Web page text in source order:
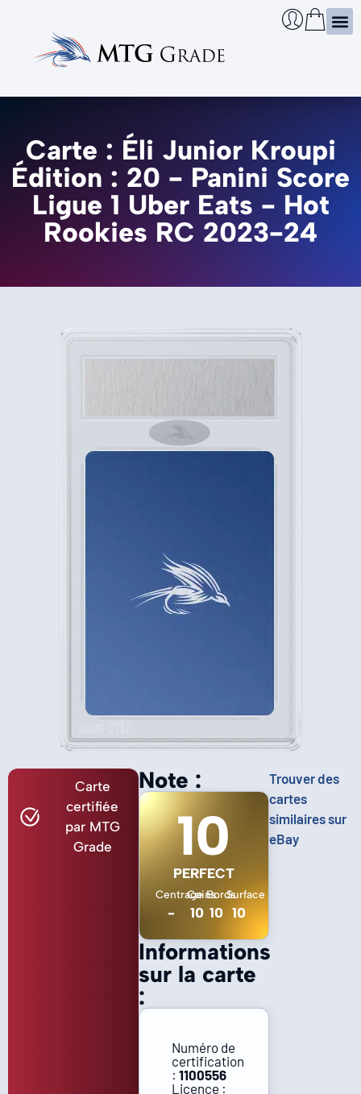
Carte : Éli Junior Kroupi
Édition : 20 - Panini Score
Ligue 1 Uber Eats - Hot
Rookies RC 2023-24
Carte
certifiée
par MTG
Grade
Informations
sur la carte
:
Numéro de
certification
: 1100556
Licence :
Note :
10
PERFECT
Centrage
-
Coins
10
Bords
10
Surface
10
Trouver des
cartes
similaires sur
eBay